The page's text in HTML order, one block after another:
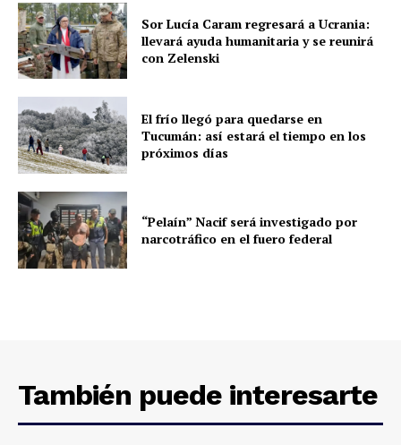
Sor Lucía Caram regresará a Ucrania:
llevará ayuda humanitaria y se reunirá
con Zelenski
El frío llegó para quedarse en
Tucumán: así estará el tiempo en los
próximos días
“Pelaín” Nacif será investigado por
narcotráfico en el fuero federal
También puede interesarte